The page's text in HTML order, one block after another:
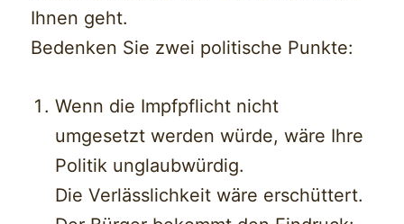
Ihnen geht.
Bedenken Sie zwei politische Punkte:
Wenn die Impfpflicht nicht
umgesetzt werden würde, wäre Ihre
Politik unglaubwürdig.
Die Verlässlichkeit wäre erschüttert.